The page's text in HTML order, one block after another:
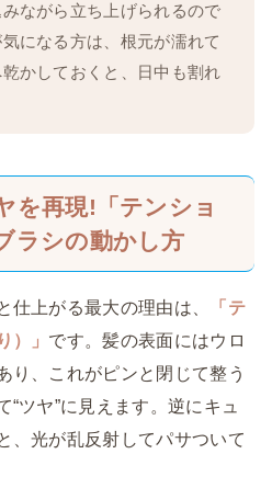
ながら立ち上げられるので
になる方は、根元が濡れて
かしておくと、日中も割れ
を再現!「テンショ
ラシの動かし方
仕上がる最大の理由は、
「テ
）」 です。髪の表面にはウロ
り、これがピンと閉じて整う
ツヤ”に見えます。逆にキュ
、光が乱反射してパサついて